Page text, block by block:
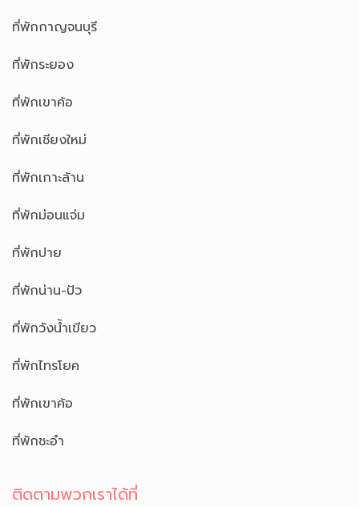
ที่พักกาญจนบุรี
ที่พักระยอง
ที่พักเขาค้อ
ที่พักเชียงใหม่
ที่พักเกาะล้าน
ที่พักม่อนแจ่ม
ที่พักปาย
ที่พักน่าน-ปัว
ที่พักวังน้ำเขียว
ที่พักไทรโยค
ที่พักเขาค้อ
ที่พักชะอำ
ติดตามพวกเราได้ที่